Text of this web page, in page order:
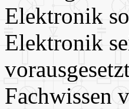
Elektronik
Elektronik
Fachwissen